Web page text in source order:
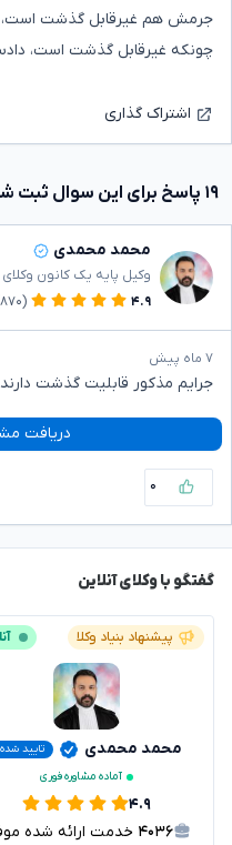
جرمش هم غیر‌قابل گذشت است،
چونکه غیر‌قابل گذشت است،
اشتراک گذاری
۱۹ پاسخ برای این سوال ثبت شده
محمد محمدی
وکیل پایه یک کانون
۴.۹
(۸۷۰)
۷ ماه پیش
جرایم مذکور قابلیت گذشت دارند
دریافت
۰
گفتگو با وکلای آنلاین
پیشنهاد بنیاد وکلا
محمد محمدی
تایید شده
آماده مشاوره فوری
۴.۹
۴۰۳۶ خدمت ارائه شده موفق